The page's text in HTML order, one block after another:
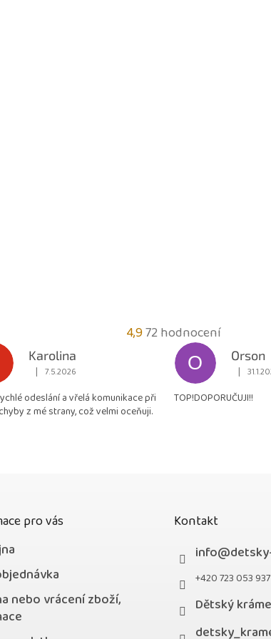
4,9Průměrné
hodnocení
obchodu
4,9
z
72 hodnocení
Karolina
Hodnocení obchodu je 5 z 5 hvězdiček.
| 7.5.2026
odeslání a vřelá komunikace při
z mé strany, což velmi oceňuji.
O
Orson
|
TOP!DOPORUČUJI!!
pro vás
nebo vrácení zboží,
Kontakt
info@
+420 723 053
Dětský